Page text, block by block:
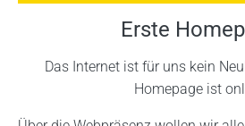
Erste
Das Internet ist für uns kein
Homepage ist